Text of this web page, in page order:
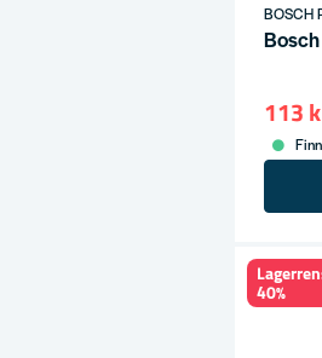
BOSCH
113
40%